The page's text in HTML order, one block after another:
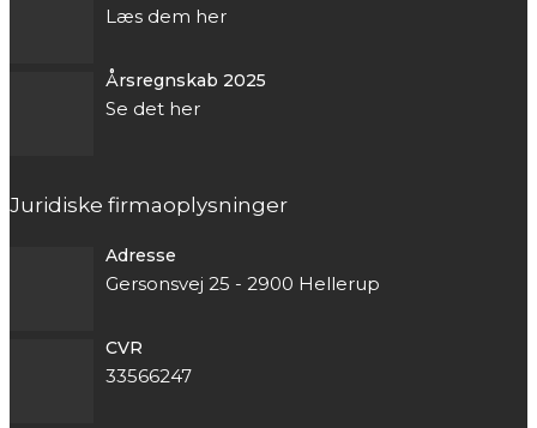
Læs dem her
Årsregnskab 2025
Se det her
Juridiske firmaoplysninger
Adresse
Gersonsvej 25 - 2900 Hellerup
CVR
33566247